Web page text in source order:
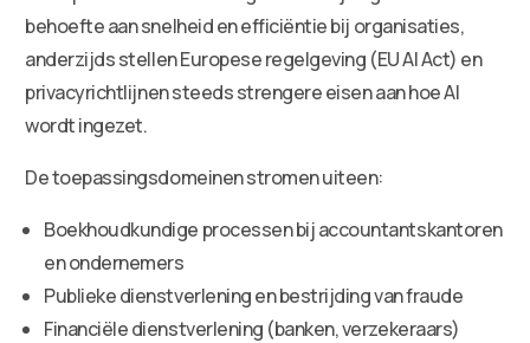
behoefte aan snelheid en efficiëntie bij organisaties,
anderzijds stellen Europese regelgeving (EU AI Act) en
privacyrichtlijnen steeds strengere eisen aan hoe AI
wordt ingezet.
De toepassingsdomeinen stromen uiteen:
Boekhoudkundige processen bij accountantskantoren
en ondernemers
Publieke dienstverlening en bestrijding van fraude
Financiële dienstverlening (banken, verzekeraars)